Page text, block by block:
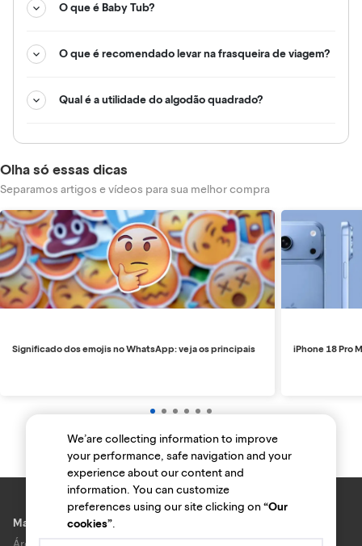
O que é Baby Tub?
O que é recomendado levar na frasqueira de viagem?
Qual é a utilidade do algodão quadrado?
Olha só essas dicas
Separamos artigos e vídeos para sua melhor compra
Significado dos emojis no WhatsApp: veja os principais iPhone 18 Pro
Marcas e lojas
We’are collecting information to improve
your performance, safe navigation and your
experience about our content and
information. You can customize
preferences using our site clicking on“Our
cookies”.